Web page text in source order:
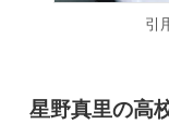
引
星野真里の高